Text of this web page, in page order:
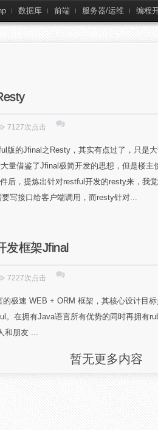
数据库 前端 服务器/运维 编程
7127次点击
版的Jfinal之Resty，其实有点过了，只是
量借鉴了Jfinal极简开发的思想，但是楼
后，提炼出针对restful开发的resty来，我
写接口给客户端调用，而resty针对...
发框架Jfinal
7227次点击
极速 WEB + ORM 框架，其核心设计目
。在拥有Java语言所有优势的同时再拥有
和朋友 ...
暂无更多内容